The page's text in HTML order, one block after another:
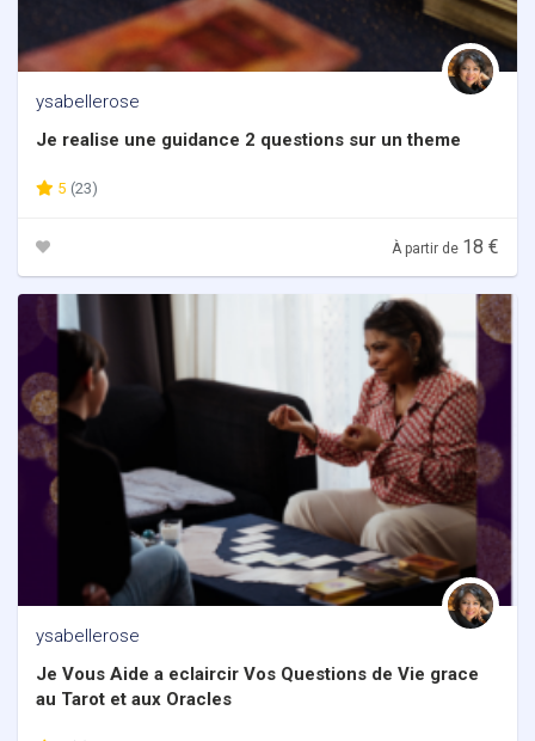
ysabellerose
Je realise une guidance 2 questions sur un theme
5 (23)
À partir de 18 €
ysabellerose
Je Vous Aide a eclaircir Vos Questions de Vie grace
au Tarot et aux Oracles